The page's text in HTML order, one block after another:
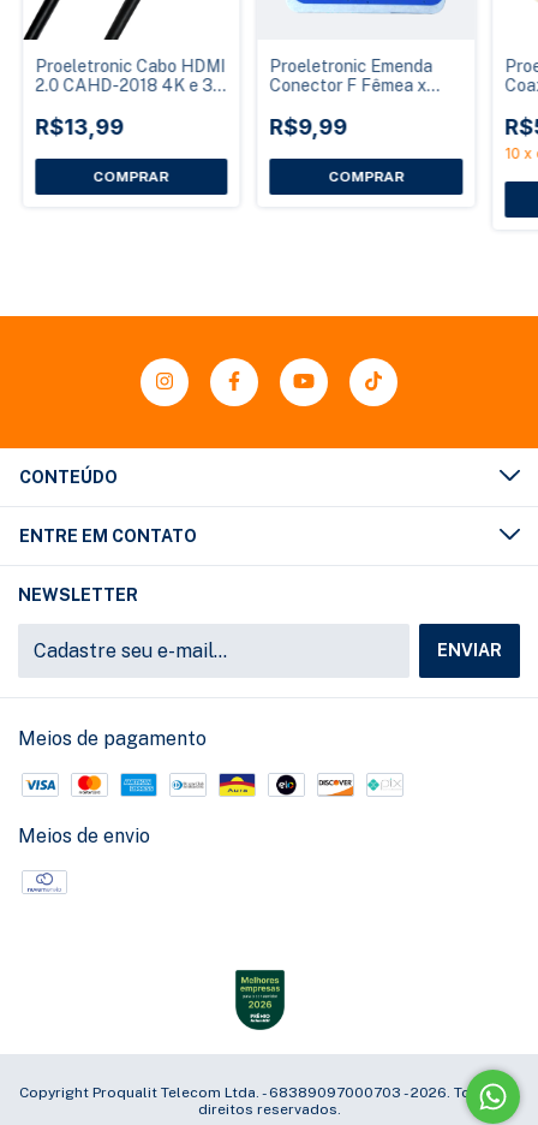
Proeletronic Cabo HDMI
2.0 CAHD-2018 4K e 3D
R$13,99
Proeletronic Emenda
Conector F Fêmea x
para Cabo Coaxial
Blister 5 un
R$9,99
10 x
CONTEÚDO
ENTRE EM CONTATO
NEWSLETTER
Meios de pagamento
Meios de envio
Copyright Proqualit Telecom Ltda. - 68389097000703 - 2026. Todos os
direitos reservados.